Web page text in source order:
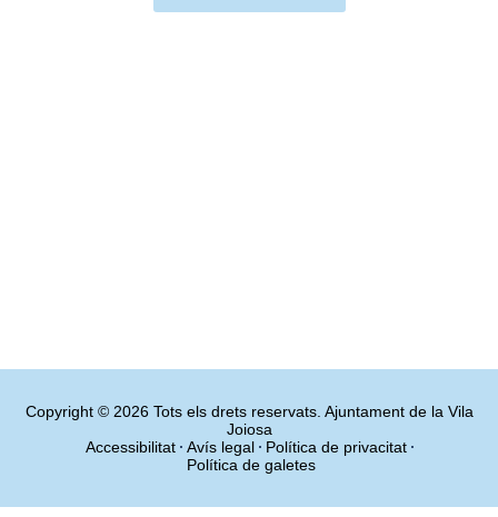
Copyright © 2026 Tots els drets reservats. Ajuntament de la Vila
Joiosa
Accessibilitat
Avís legal
Política de privacitat
Política de galetes